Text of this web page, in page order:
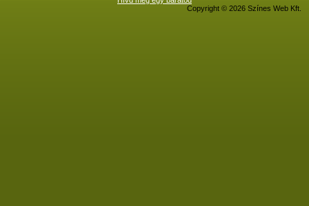
Copyright © 2026 Színes Web Kft.